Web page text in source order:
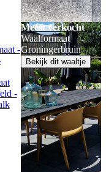
-
-
Meest verkocht
Waalformaat
Groningerbruin
Bekijk dit waaltje